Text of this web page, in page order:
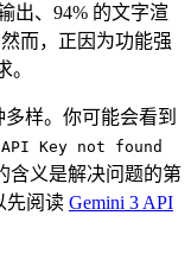
出、94% 的文字渲
而，正因为功能强
。
样。你可能会看到
API Key not found
含义是解决问题的第
先阅读 Gemini 3 API